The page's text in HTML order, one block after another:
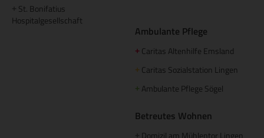
St. Bonifatius
Hospitalgesellschaft
Ambulante Pflege
+ Caritas Altenhilfe Emsland
+ Caritas Sozialstation Lingen
+ Ambulante Pflege Sögel
Betreutes Wohnen
Domizil am Mühlentor Lingen